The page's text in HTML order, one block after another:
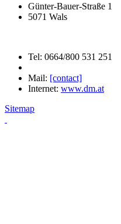
Günter-Bauer-Straße 1
5071 Wals
Tel: 0664/800 531 251
Mail: [contact]
Internet: www.dm.at
Sitemap